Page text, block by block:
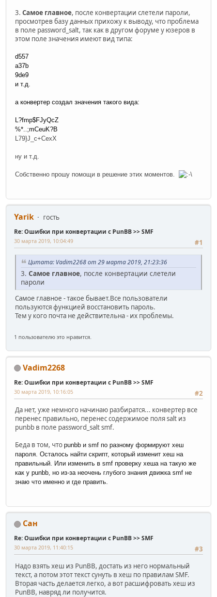
3. Самое главное, после конвертации слетели пароли,
просмотрев базу данных прихожу к выводу, что проблема
в поле password_salt, так как в другом форуме у юзеров в
этом поле значения имеют вид типа:
d557
a37b
9de9
и т.д.
а конвертер создал значения такого вида:
L?fmp$FJyQcZ
%*..;mCeuK?B
L79}J_c+CexX
ну и т.д.
Собственно прошу помощи в решение этих моментов.
Yarik гость
Re: Ошибки при конвертации с PunBB >> SMF
#1
30 марта 2019, 10:04:49
Цитата: Vadim2268 от 29 марта 2019, 21:23:36
3. Самое главное, после конвертации слетели
пароли
Самое главное - такое бывает.Все пользователи
пользуются функцией восстановить пароль.
Тем у кого почта не действительна - их проблемы.
1 пользователю это нравится.
Vadim2268
Re: Ошибки при конвертации с PunBB >> SMF
#2
30 марта 2019, 10:16:05
Да нет, уже немного начинаю разбиратся... конвертер все
перенес правильно, перенес содержимое поля salt из
punbb в поле password_salt smf.
Беда в том, что punbb и smf по разному формируют хеш
пароля. Осталось найти скрипт, который изменит хеш на
правильный. Или изменить в smf проверку хеша на такую же
как у punbb, но из-за неочень глубого знания движка smf не
знаю что именно и где править.
Сан
Re: Ошибки при конвертации с PunBB >> SMF
#3
30 марта 2019, 11:40:15
Надо взять хеш из PunBB, достать из него нормальный
текст, а потом этот текст сунуть в хеш по правилам SMF.
Вторая часть делается легко, а вот расшифровать хеш из
PunBB, навряд ли получится.